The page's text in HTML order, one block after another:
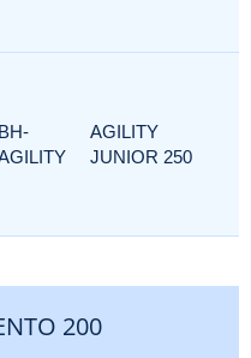
BH-
AGILITY
JUNIOR 250
200